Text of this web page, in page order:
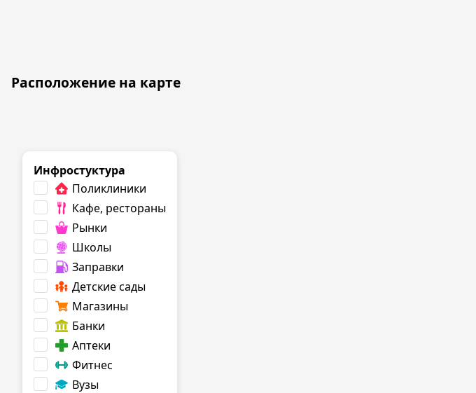
Расположение на карте
Инфростуктура
Поликлиники
Кафе, рестораны
Рынки
Школы
Заправки
Детские сады
Магазины
Банки
Аптеки
Фитнес
Вузы